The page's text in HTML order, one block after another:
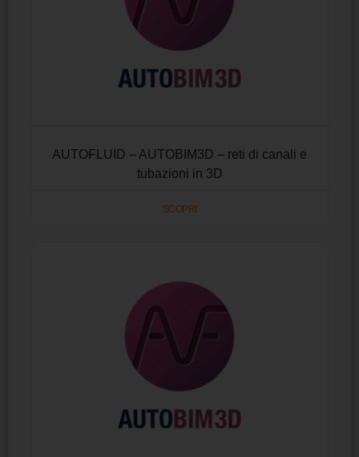
AUTOFLUID – AUTOBIM3D – reti di canali e
tubazioni in 3D
SCOPRI